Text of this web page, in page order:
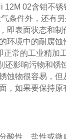
12M 02含钼不
条件外，还有
即表面状态和制
环境中的耐腐蚀
正常的工业精加
还影响污物和锈
蚀物很容易，但
，如果要保持原
性、盐性或微